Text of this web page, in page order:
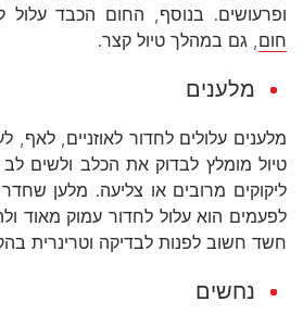
ופרעושים. בנוסף, החום הכבד עלול
חום , גם במהלך טיול קצר.
מלענים
מלענים עלולים לחדור לאוזניים, לאף,
טיול מומלץ לבדוק את הכלב ולשים לב
ליקוקים מרובים או צליעה. מלען שחדר
לפעמים הוא עלול לחדור עמוק מאוד
חשד חשוב לפנות לבדיקה וטרינרית
נחשים